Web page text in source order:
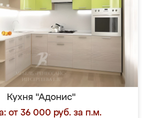
Кухня "Адонис"
от 36 000 руб. за п.м.